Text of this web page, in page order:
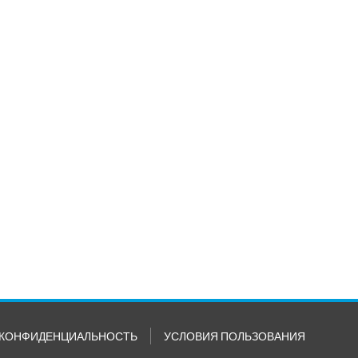
КОНФИДЕНЦИАЛЬНОСТЬ УСЛОВИЯ ПОЛЬЗОВАНИЯ